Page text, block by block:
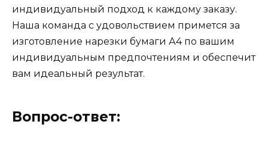
индивидуальный подход к каждому заказу.
Наша команда с удовольствием примется за
изготовление нарезки бумаги А4 по вашим
индивидуальным предпочтениям и обеспечит
вам идеальный результат.
Вопрос-ответ: